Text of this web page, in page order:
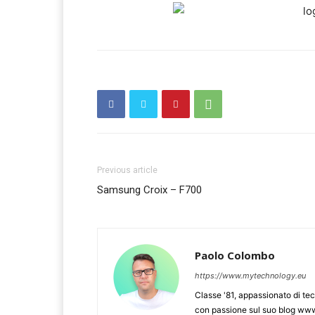
Previous article
Samsung Croix – F700
Paolo Colombo
https://www.mytechnology.eu
Classe '81, appassionato di
con passione sul suo blog